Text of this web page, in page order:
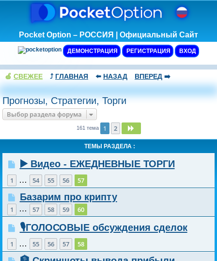
Pocket Option – РОССИЯ | Официальный Сайт
ДЕМОНСТРАЦИЯ РЕГИСТРАЦИЯ ВХОД
🍏 СВЕЖЕЕ ⤴️ ГЛАВНАЯ ⬅️ НАЗАД ВПЕРЕД ➡️
Прогнозы, Стратегии, Торги
Выбор раздела форума
161 тема 1 2
ТЕМЫ РАЗДЕЛА :
▶️ Видео - ЕЖЕДНЕВНЫЕ ТОРГИ
1 … 54 55 56 57
Базарим про крипту
1 … 57 58 59 60
🎙️ГОЛОСОВЫЕ обсуждения сделок
1 … 55 56 57 58